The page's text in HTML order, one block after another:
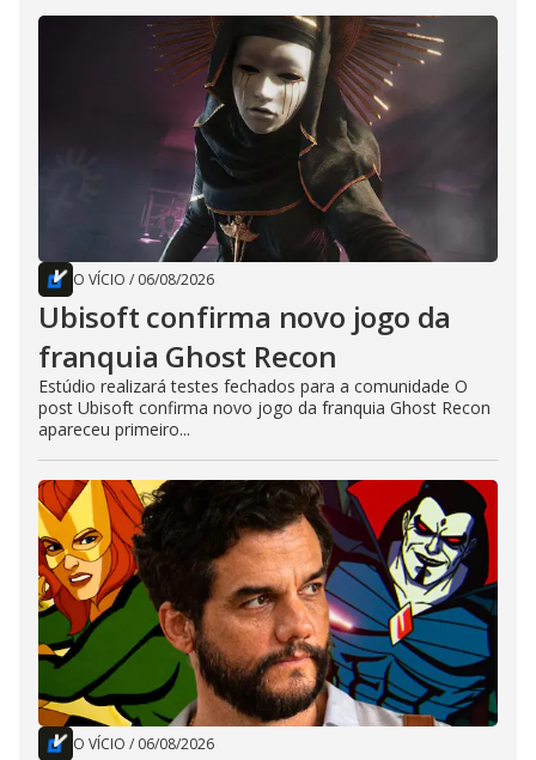
O VÍCIO / 06/08/2026
Ubisoft confirma novo jogo da
franquia Ghost Recon
Estúdio realizará testes fechados para a comunidade O
post Ubisoft confirma novo jogo da franquia Ghost Recon
apareceu primeiro...
O VÍCIO / 06/08/2026